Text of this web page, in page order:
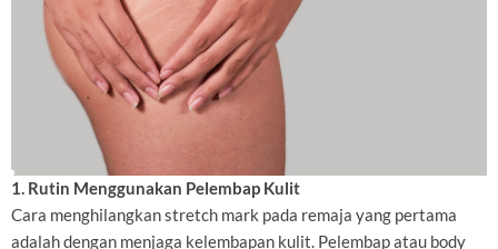
1. Rutin Menggunakan Pelembap Kulit
Cara menghilangkan stretch mark pada remaja yang pertama
adalah dengan menjaga kelembapan kulit. Pelembap atau body